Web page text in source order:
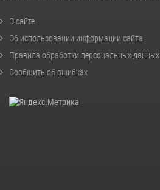
О сайте
Об использовании информации сайта
Правила обработки персональных данных
Сообщить об ошибках